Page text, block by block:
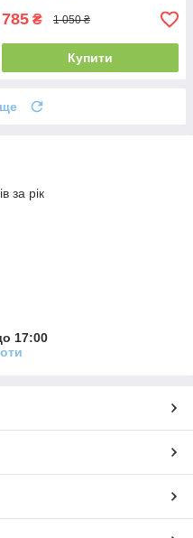
785 ₴ 1 050 ₴
Купити
за рік
17:00